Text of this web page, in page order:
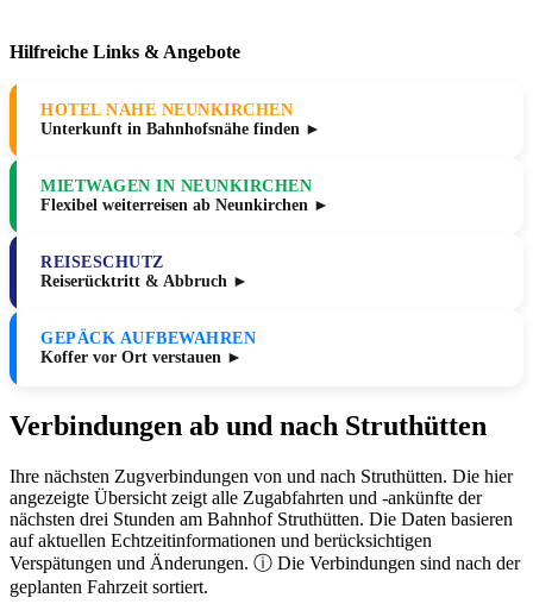
Hilfreiche Links & Angebote
HOTEL NAHE NEUNKIRCHEN
Unterkunft in Bahnhofsnähe finden ►
MIETWAGEN IN NEUNKIRCHEN
Flexibel weiterreisen ab Neunkirchen ►
REISESCHUTZ
Reiserücktritt & Abbruch ►
GEPÄCK AUFBEWAHREN
Koffer vor Ort verstauen ►
Verbindungen ab und nach Struthütten
Ihre nächsten Zugverbindungen von und nach Struthütten. Die hier
angezeigte Übersicht zeigt alle Zugabfahrten und -ankünfte der
nächsten drei Stunden am Bahnhof Struthütten. Die Daten basieren
auf aktuellen Echtzeitinformationen und berücksichtigen
Verspätungen und Änderungen. ⓘ Die Verbindungen sind nach der
geplanten Fahrzeit sortiert.